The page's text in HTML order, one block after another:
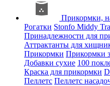
Прикормки,
Рогатки Stonfo Middy
Принадлежности для
Аттрактанты для
Прикормки Прикормки
Добавки сухие 100
Краска для прикормки
Пеллетс Пеллетс